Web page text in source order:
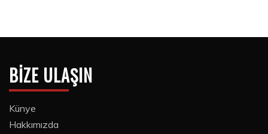
BIZE ULAŞIN
Künye
Hakkımızda